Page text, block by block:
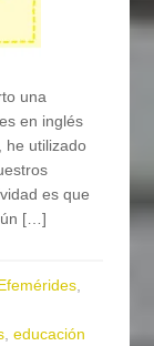
una
en inglés
he utilizado
es que
[…]
,
,educación